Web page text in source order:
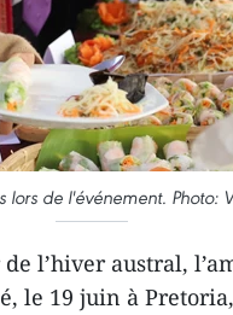
lors de l'événement. Photo:
l’hiver austral,
le 19 juin à